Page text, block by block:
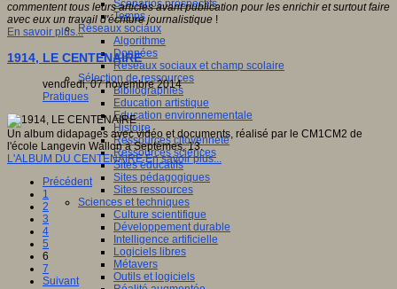
Scénarios prospectifs
Temps
Réseaux sociaux
Algorithme
Données
Réseaux sociaux et champ scolaire
Sélection de ressources
Bibliographies
Education artistique
Education environnementale
Histoire
Ressources citoyenneté
Ressources sciences
Sites éducatifs
Sites pédagogiques
Sites ressources
Sciences et techniques
Culture scientifique
Développement durable
Intelligence artificielle
Logiciels libres
Métavers
Outils et logiciels
commentent tous leurs articles avant publication pour les enrichir et surtout faire
avec eux un travail d'écriture journalistique !
En savoir plus...
1914, LE CENTENAIRE
vendredi, 07 novembre 2014
Pratiques
Un album didapages avec vidéo et documents, réalisé par le CM1CM2 de
l'école Langevin Wallon à Septèmes, 13.
L'ALBUM DU CENTENAIRE En savoir plus...
Précédent
1
2
3
4
5
6
7
Suivant